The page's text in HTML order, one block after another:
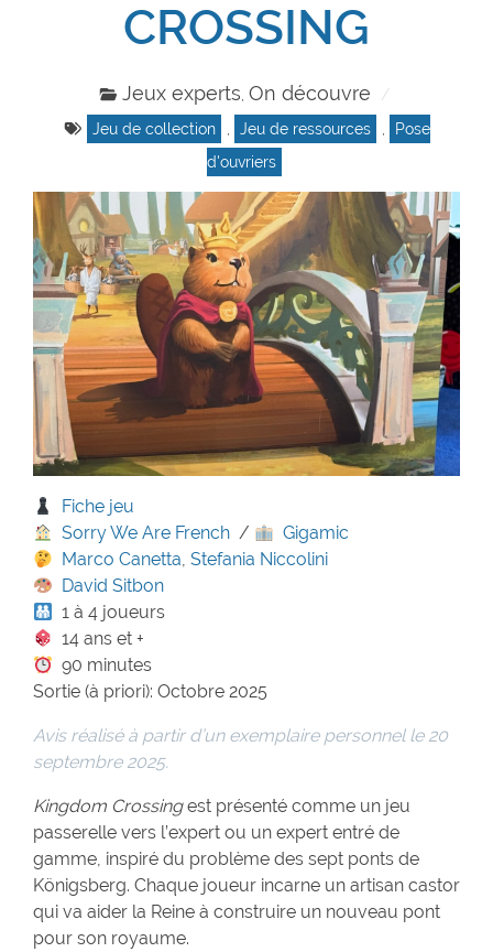
CROSSING
Jeux experts, On découvre
Jeu de collection , Jeu de ressources ,
Pose
d'ouvriers
Fiche jeu
Sorry We Are French /
Gigamic
Marco Canetta,Stefania Niccolini
David Sitbon
1 à 4 joueurs
14 ans et +
90 minutes
Sortie (à priori): Octobre 2025
Avis réalisé à partir d’un exemplaire personnel le 20
septembre 2025.
Kingdom Crossingest présenté comme un jeu
passerelle vers l’expert ou un expert entré de
gamme, inspiré du problème des sept ponts de
Königsberg. Chaque joueur incarne un artisan castor
qui va aider la Reine à construire un nouveau pont
pour son royaume.